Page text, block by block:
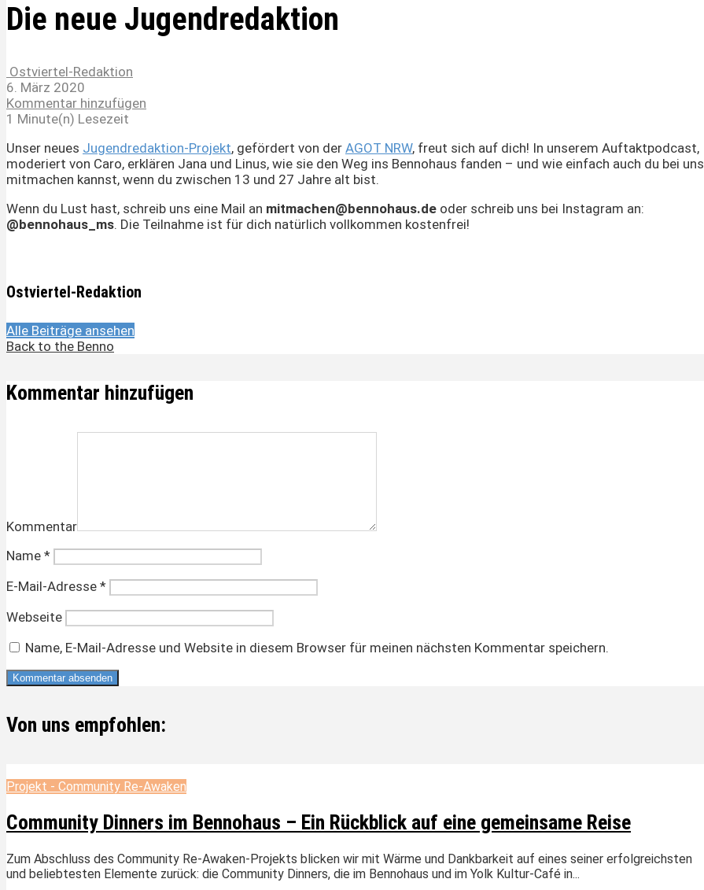
Die neue Jugendredaktion
Ostviertel-Redaktion
6. März 2020
Kommentar hinzufügen
1 Minute(n) Lesezeit
Unser neues Jugendredaktion-Projekt, gefördert von der AGOT NRW, freut sich auf dich! In unserem Auftaktpodcast,
moderiert von Caro, erklären Jana und Linus, wie sie den Weg ins Bennohaus fanden – und wie einfach auch du bei uns
mitmachen kannst, wenn du zwischen 13 und 27 Jahre alt bist.
Wenn du Lust hast, schreib uns eine Mail an mitmachen@bennohaus.de oder schreib uns bei Instagram an:
@bennohaus_ms. Die Teilnahme ist für dich natürlich vollkommen kostenfrei!
Ostviertel-Redaktion
Alle Beiträge ansehen
Back to the Benno
Kommentar hinzufügen
Kommentar
Name *
E-Mail-Adresse *
Webseite
Name, E-Mail-Adresse und Website in diesem Browser für meinen nächsten Kommentar speichern.
Von uns empfohlen:
Projekt - Community Re-Awaken
Community Dinners im Bennohaus – Ein Rückblick auf eine gemeinsame Reise
Zum Abschluss des Community Re-Awaken-Projekts blicken wir mit Wärme und Dankbarkeit auf eines seiner erfolgreichsten
und beliebtesten Elemente zurück: die Community Dinners, die im Bennohaus und im Yolk Kultur-Café in...